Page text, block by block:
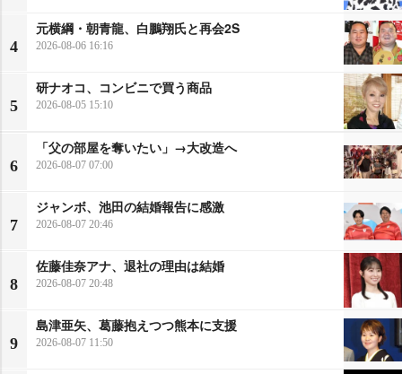
4
元横綱・朝青龍、白鵬翔氏と再会2S
2026-08-06 16:16
5
研ナオコ、コンビニで買う商品
2026-08-05 15:10
6
「父の部屋を奪いたい」→大改造へ
2026-08-07 07:00
7
ジャンボ、池田の結婚報告に感激
2026-08-07 20:46
8
佐藤佳奈アナ、退社の理由は結婚
2026-08-07 20:48
9
島津亜矢、葛藤抱えつつ熊本に支援
2026-08-07 11:50